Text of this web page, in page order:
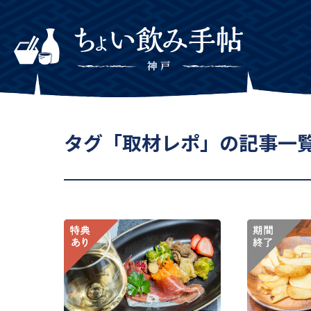
タグ「取材レポ」の記事一